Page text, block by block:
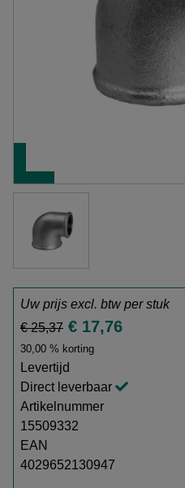
Uw prijs excl. btw perstuk
€ 25,37 € 17,76
30,00 % korting
Levertijd
Direct leverbaar
Artikelnummer
15509332
EAN
4029652130947